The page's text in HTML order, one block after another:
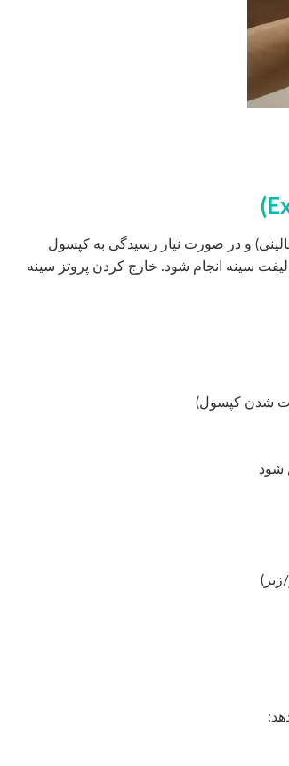
و در صورت نیاز رسیدگی به کپسول
لیفت سینه انجام شود. خارج کردن پروتز سینه
شدن کپسول)